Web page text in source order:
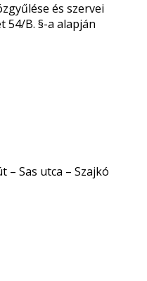
és szervei
54/B. §-a alapján
Sas utca – Szajkó